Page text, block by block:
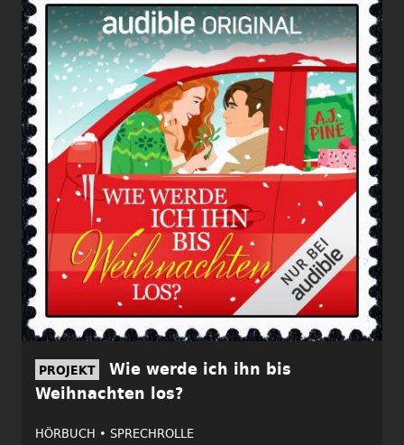
PROJEKT
Wie werde ich ihn bis
Weihnachten los?
HÖRBUCH • SPRECHROLLE